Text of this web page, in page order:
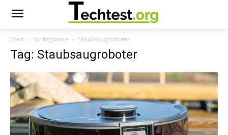
Start Schlagworte Staubsaugroboter
Tag: Staubsaugroboter